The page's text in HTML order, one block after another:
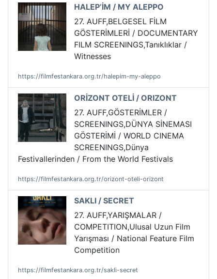
HALEP’İM / MY ALEPPO
27. AUFF,BELGESEL FİLM
GÖSTERİMLERİ / DOCUMENTARY
FILM SCREENINGS,Tanıklıklar /
Witnesses
https://filmfestankara.org.tr/halepim-my-aleppo
ORİZONT OTELİ / ORIZONT
27. AUFF,GÖSTERİMLER /
SCREENINGS,DÜNYA SİNEMASI
GÖSTERİMİ / WORLD CINEMA
SCREENINGS,Dünya
Festivallerinden / From the World Festivals
https://filmfestankara.org.tr/orizont-oteli-orizont
SAKLI / SECRET
27. AUFF,YARIŞMALAR /
COMPETITION,Ulusal Uzun Film
Yarışması / National Feature Film
Competition
https://filmfestankara.org.tr/sakli-secret